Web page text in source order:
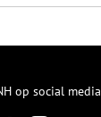
op social media